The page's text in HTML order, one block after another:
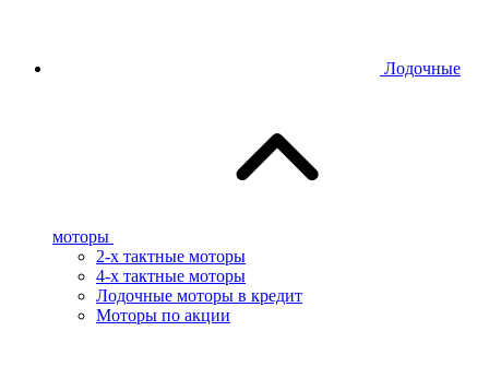
Лодочные
моторы
2-х тактные моторы
4-х тактные моторы
Лодочные моторы в кредит
Моторы по акции